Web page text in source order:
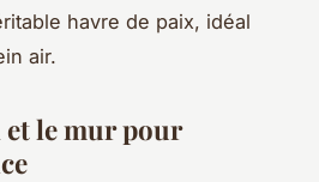
havre de paix, idéal
air.
et le mur pour